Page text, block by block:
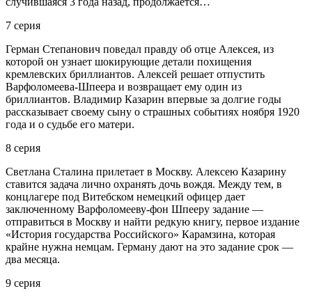
7 серия
Герман Степанович поведал правду об отце Алексея, из
которой он узнает шокирующие детали похищения
кремлевских бриллиантов. Алексей решает отпустить
Варфоломеева-Шпеера и возвращает ему один из
бриллиантов. Владимир Казарин впервые за долгие годы
рассказывает своему сыну о страшных событиях ноября 1920
года и о судьбе его матери.
8 серия
Светлана Сталина прилетает в Москву. Алексею Казарину
ставится задача лично охранять дочь вождя. Между тем, в
концлагере под Витебском немецкий офицер дает
заключенному Варфоломееву-фон Шпееру задание —
отправиться в Москву и найти редкую книгу, первое издание
«История государства Российского» Карамзина, которая
крайне нужна немцам. Герману дают на это задание срок —
два месяца.
9 серия